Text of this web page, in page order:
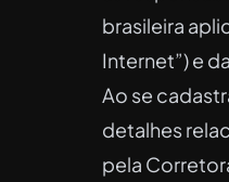
brasileira
Internet”) e
Ao se
detalhes
pela